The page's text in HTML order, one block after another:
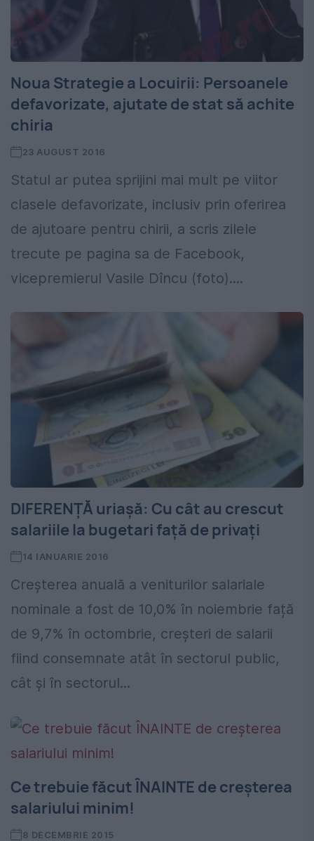
Noua Strategie a Locuirii: Persoanele
defavorizate, ajutate de stat să achite
chiria
23 AUGUST 2016
Statul ar putea sprijini mai mult pe viitor
clasele defavorizate, inclusiv prin oferirea
de ajutoare pentru chirii, a scris zilele
trecute pe pagina sa de Facebook,
vicepremierul Vasile Dîncu (foto)....
DIFERENȚĂ uriașă: Cu cât au crescut
salariile la bugetari față de privați
14 IANUARIE 2016
Creșterea anuală a veniturilor salariale
nominale a fost de 10,0% în noiembrie față
de 9,7% în octombrie, creșteri de salarii
fiind consemnate atât în sectorul public,
cât și în sectorul...
Ce trebuie făcut ÎNAINTE de creşterea
salariului minim!
8 DECEMBRIE 2015